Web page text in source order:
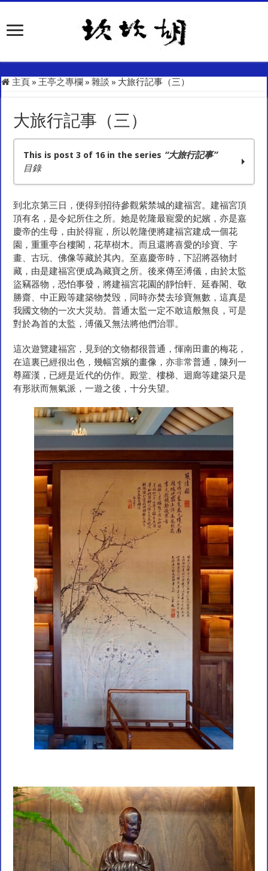
主頁 » 王亭之專欄 » 雜談 » 大旅行記事（三）
大旅行記事（三）
This is post 3 of 16 in the series “大旅行記事”
目錄
大旅行記事（一）
大旅行記事（二）
大旅行記事（三）
大旅行記事（四）
大旅行記事（五）
大旅行記事（六）
大旅行記事（七）
大旅行記事（八）
大旅行記事（九）
大旅行記事（十）
大旅行記事（十一）
大旅行記事（十二）
大旅行記事（十三）
大旅行記事（十四）
大旅行記事（十五）
到北京第三日，便得到招待參觀紫禁城的建福宮。建福宮頂
頂有名，是令妃所住之所。她是乾隆最寵愛的妃嬪，亦是嘉
慶帝的生母，由於得寵，所以乾隆便將建福宮建成一個花
園，重重亭台樓閣，花草樹木。而且還將喜愛的珍寶、字
畫、古玩、佛像等藏於其內。至嘉慶帝時，下詔將器物封
藏，由是建福宮便成為藏寶之所。後來傳至溥儀，由於太監
盜竊器物，恐怕事發，將建福宮花園的靜怡軒、延春閣、敬
勝齋、中正殿等建築物焚毁，同時亦焚去珍寶無數，這真是
我國文物的一次大災劫。普通太監一定不敢這般無良，可是
對於為首的太監，溥儀又無法將他們治罪。
這次遊覽建福宮，見到的文物都很普通，惲南田畫的梅花，
在這裏已經很出色，幾幅宮嬪的畫像，亦非常普通，陳列一
尊羅漢，已經是近代的仿作。殿堂、樓梯、迴廊等建築只是
有形狀而無氣派，一遊之後，十分失望。